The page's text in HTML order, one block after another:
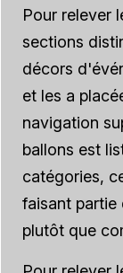
Pour relever
sections
décors
et les a
navigation
ballons est
catégories,
faisant partie
plutôt que